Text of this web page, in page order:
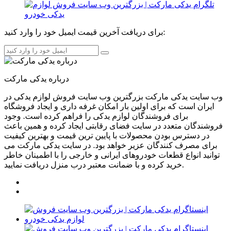
برای دریافت آخرین قیمت ایمیل خود را وارد کنید:
درباره یدکی مارکت
وب سایت یدکی مارکت بزرگترین وب سایت فروش لوازم یدکی در
ایران است که برای اولین بار امکان غرفه داری و ایجاد فروشگاه
برای فروشندگان لوازم یدکی را فراهم کرده است. وجود
فروشندگان متعدد در سایت فضای رقابتی ایجاد کرده و همین باعث
در دسترس بودن محصولات با پایین ترین قیمت و بهترین کیفیت
برای مصرف کنندگان عزیر خواهد بود. در سایت یدکی مارکت می
توانید انواع قطعات خودروهای ایرانی و خارجی را با اطمینان خاطر
خرید کرده و با ضمانت معتبر درب منزل دریافت نمایید.